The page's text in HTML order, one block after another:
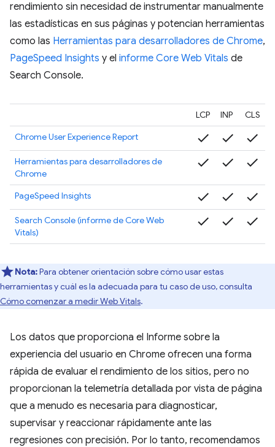
rendimiento sin necesidad de instrumentar manualmente
las estadísticas en sus páginas y potencian herramientas
como las Herramientas para desarrolladores de Chrome,
PageSpeed Insights y el informe Core Web Vitals de
Search Console.
LCP INP
CLS
Chrome User Experience Report
check check check
Herramientas para desarrolladores de
Chrome
check check check
PageSpeed Insights check check check
Search Console (informe de Core Web
Vitals)
check check check
Nota:Para obtener orientación sobre cómo usar estas
herramientas y cuál es la adecuada para tu caso de uso, consulta
Cómo comenzar a medir Web Vitals.
Los datos que proporciona el Informe sobre la
experiencia del usuario en Chrome ofrecen una forma
rápida de evaluar el rendimiento de los sitios, pero no
proporcionan la telemetría detallada por vista de página
que a menudo es necesaria para diagnosticar,
supervisar y reaccionar rápidamente ante las
regresiones con precisión. Por lo tanto, recomendamos